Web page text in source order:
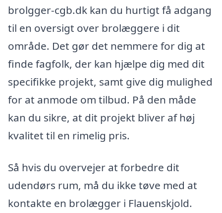
brolgger-cgb.dk kan du hurtigt få adgang
til en oversigt over brolæggere i dit
område. Det gør det nemmere for dig at
finde fagfolk, der kan hjælpe dig med dit
specifikke projekt, samt give dig mulighed
for at anmode om tilbud. På den måde
kan du sikre, at dit projekt bliver af høj
kvalitet til en rimelig pris.
Så hvis du overvejer at forbedre dit
udendørs rum, må du ikke tøve med at
kontakte en brolægger i Flauenskjold.